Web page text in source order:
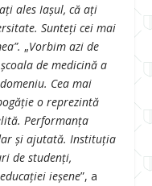
ales Iașul, că ați
Sunteți cei mai
„Vorbim azi de
de medicină a
Cea mai
o reprezintă
Performanța
și ajutată. Instituția
de studenți,
ieșene”, a